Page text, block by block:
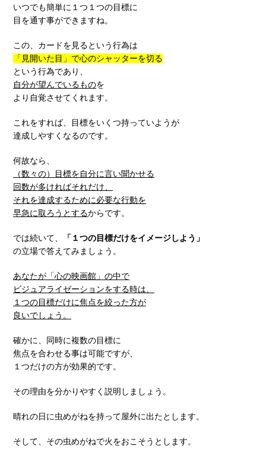
いつでも簡単に１つ１つの目標に
目を通す事ができますね。
この、カードを見るという行為は
「見開いた目」で心のシャッターを切る
という行為であり、
自分が望んでいるものを
より自覚させてくれます。
これをすれば、目標をいくつ持っていようが
達成しやすくなるのです。
何故なら、
（数々の）目標を自分に言い聞かせる
回数が多ければそれだけ、
それを達成するために必要な行動を
早急に取ろうとするからです。
では続いて、
「１つの目標だけをイメージしよう」
の立場で答えてみましょう。
あなたが「心の映画館」 の中で
ビジュアライゼーションをする時は、
１つの目標だけに焦点を絞った方が
良いでしょう。
確かに、同時に複数の目標に
焦点を合わせる事は可能ですが、
１つだけの方が効果的です。
その理由を分かりやすく説明しましょう。
晴れの日に虫めがねを持って屋外に出たとします。
そして、その虫めがねで火をおこそうとします。